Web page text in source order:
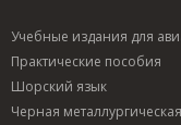
Учебные издания для
Практические пособия
Шорский язык
Черная